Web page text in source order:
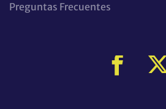
Preguntas Frecuentes